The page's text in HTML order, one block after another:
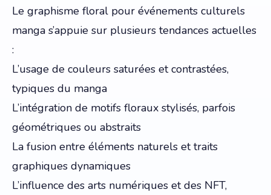
Le graphisme floral pour événements culturels
manga s’appuie sur plusieurs tendances actuelles
:
L’usage de couleurs saturées et contrastées,
typiques du manga
L’intégration de motifs floraux stylisés, parfois
géométriques ou abstraits
La fusion entre éléments naturels et traits
graphiques dynamiques
L’influence des arts numériques et des NFT,